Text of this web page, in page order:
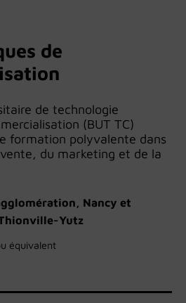
de
de technologie
(BUT TC)
formation polyvalente dans
du marketing et de la
Nancy et
Yutz
équivalent